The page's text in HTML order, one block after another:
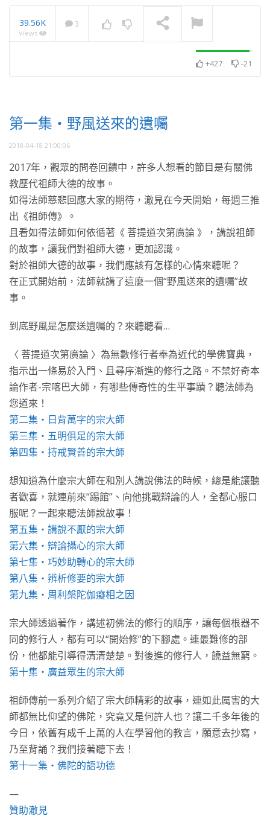
2025・11月・澈見全球訊
39.56K
Views
3
+427 -21
第一集・野風送來的遺囑
2018-04-18 21:00:06
2017年，觀眾的問卷回饋中，許多人想看的節目是有關佛
教歷代祖師大德的故事。
如得法師慈悲回應大家的期待，澈見在今天開始，每週三推
出《祖師傳》。
且看如得法師如何依循著《 菩提道次第廣論 》，講說祖師
的故事，讓我們對祖師大德，更加認識。
對於祖師大德的故事，我們應該有怎樣的心情來聽呢？
在正式開始前，法師就講了這麼一個“野風送來的遺囑”故
事。
到底野風是怎麼送遺囑的？來聽聽看…
〈 菩提道次第廣論 〉為無數修行者奉為近代的學佛寶典，
指示出一條易於入門、且尋序漸進的修行之路。不禁好奇本
論作者-宗喀巴大師，有哪些傳奇性的生平事蹟？聽法師為
您道來！
第二集・日背萬字的宗大師
第三集・五明俱足的宗大師
第四集・持戒賢善的宗大師
想知道為什麼宗大師在和別人講說佛法的時候，總是能讓聽
者歡喜，就連前來“踢館”、向他挑戰辯論的人，全都心服口
服呢？一起來聽法師說故事！
第五集・講說不厭的宗大師
第六集・辯論攝心的宗大師
第七集・巧妙助轉心的宗大師
第八集・辨析修要的宗大師
第九集・周利槃陀伽癡相之因
宗大師透過著作，講述初佛法的修行的順序，讓每個根器不
同的修行人，都有可以“開始修”的下腳處。連最難修的部
份，他都能引導得清清楚楚。對後進的修行人，饒益無窮。
第十集・廣益眾生的宗大師
祖師傳前一系列介紹了宗大師精彩的故事，連如此厲害的大
師都無比仰望的佛陀，究竟又是何許人也？讓二千多年後的
今日，依舊有成千上萬的人在學習他的教言，願意去抄寫，
乃至背誦？我們接著聽下去！
第十一集・佛陀的語功德
—
贊助澈見